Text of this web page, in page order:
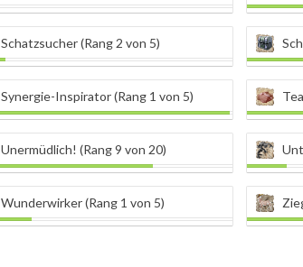
Schatzsucher (Rang 2 von 5)
Synergie-Inspirator (Rang 1 von 5)
Unermüdlich! (Rang 9 von 20)
Wunderwirker (Rang 1 von 5)